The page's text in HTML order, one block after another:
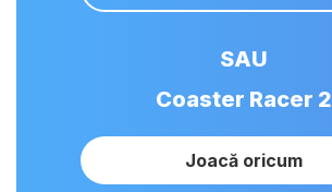
SAU
Coaster Racer 2
Joacă oricum